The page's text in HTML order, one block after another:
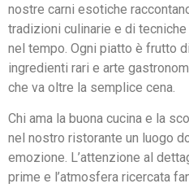
nostre carni esotiche
tradizioni culinarie e di
nel tempo. Ogni piatto è frutto
ingredienti rari e arte
che va oltre la semplice cena.
Chi ama la buona cucina e la
nel nostro ristorante un luogo
emozione. L’attenzione al
prime e l’atmosfera ricercata